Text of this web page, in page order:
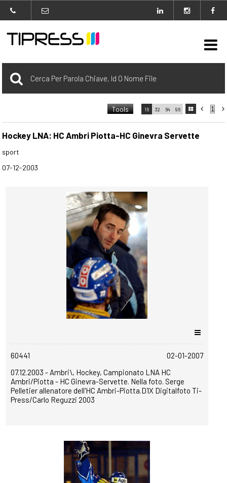
Archivio
carrello
Agenzia
copyrightfree

 
16 32 64 96 
Tools
0 Selezionato
Hockey LNA: HC Ambri Piotta-HC Ginevra Servette
sport
07-12-2003
60441
02-01-2007
07.12.2003 - Ambri\, Hockey, Campionato LNA HC
Ambri/Piotta - HC Ginevra-Servette. Nella foto. Serge
Pelletier allenatore dell'HC Ambri-Piotta.D1X Digitalfoto Ti-
Press/Carlo Reguzzi 2003